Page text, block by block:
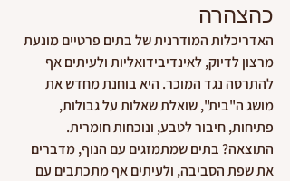
כהצהרה
האדריכלות המודרנית של בתים פרטיים מונעת
מרצון לדיוק, לאינדיבידואליות ולעיתים אף
להתרסה נגד המוכר. היא בוחנת מחדש את
מושג ה"בית", שואלת שאלות על גבולות,
פתיחות, חיבור לטבע, ונוכחות חומרית.
התוצאה? בתים שמתמזגים עם הנוף, מדברים
את שפת הסביבה, ולעיתים אף מתכתבים עם